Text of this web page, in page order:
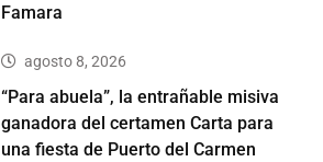
Famara
agosto 8, 2026
“Para abuela”, la entrañable misiva
ganadora del certamen Carta para
una fiesta de Puerto del Carmen